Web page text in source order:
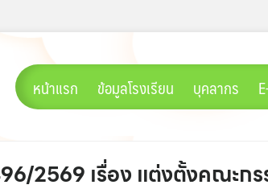
หน้าแรก ข้อมูลโรงเรียน บุคลากร
2569 เรื่อง แต่งตั้งคณ